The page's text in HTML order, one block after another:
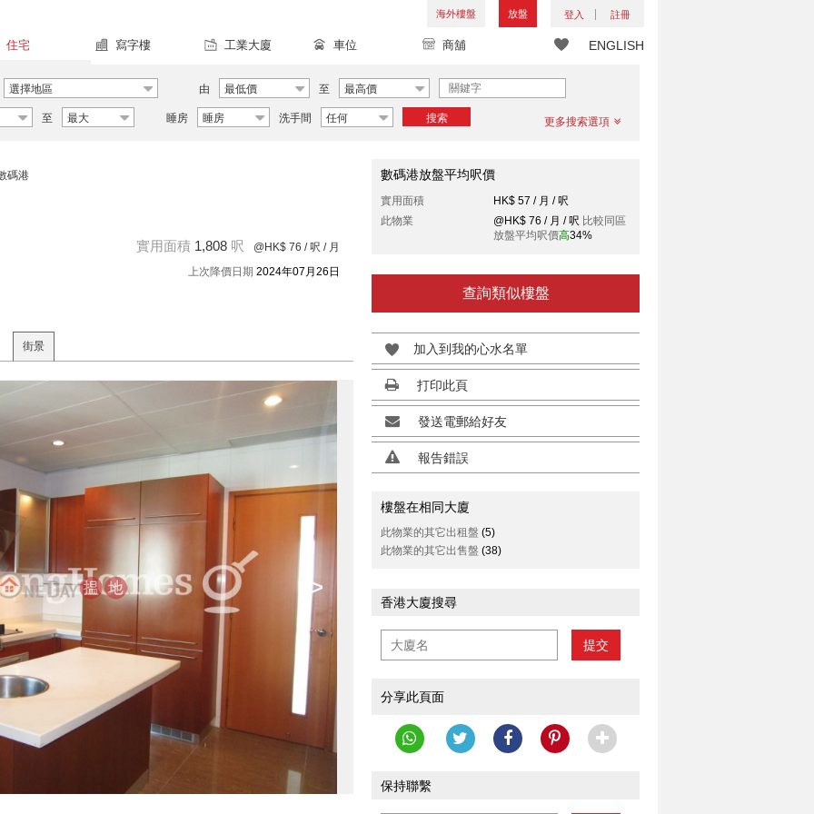
海外樓盤 放盤 登入 註冊
ENGLISH
住宅 寫字樓 工業大廈 車位 商舖
選擇地區 由 最低價 至 最高價
至 最大 睡房 睡房 洗手間 任何 搜索 更多搜索選項
碼港
實用面積 1,808 呎 @HK$ 76 / 呎 / 月
上次降價日期 2024年07月26日
街景
>
數碼港放盤平均呎價
實用面積
HK$ 57 / 月 / 呎
此物業
@HK$ 76 / 月 / 呎 比較同區
放盤平均呎價高34%
查詢類似樓盤
加入到我的心水名單
打印此頁
發送電郵給好友
報告錯誤
樓盤在相同大廈
此物業的其它出租盤 (5)
此物業的其它出售盤 (38)
香港大廈搜尋
提交
分享此頁面
保持聯繫